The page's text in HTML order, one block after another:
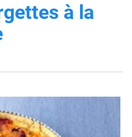
à la